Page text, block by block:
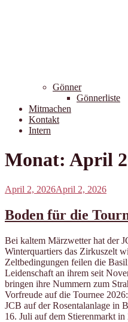
Gönner
Gönnerliste
Mitmachen
Kontakt
Intern
Monat: April
Veröffentlicht
April 2, 2026April 2, 2026
Boden für die
Bei kaltem Märzwetter hat der
Winterquartiers das Zirkuszelt
Zeltbedingungen feilen die
Leidenschaft an ihrem seit
bringen ihre Nummern zum
Vorfreude auf die Tournee
JCB auf der Rosentalanlage in
16. Juli auf dem Stierenmarkt